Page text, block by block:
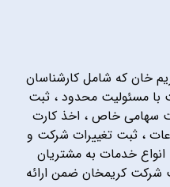
خان که شامل کارشناسان
مسئولیت محدود ، ثبت
سهامی خاص ، اخذ کارت
، ثبت تغییرات شرکت و
انواع خدمات به مشتریان
شرکت کریمخان ضمن ارائه